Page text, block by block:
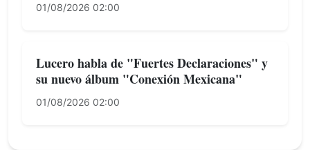
01/08/2026 02:00
Lucero habla de "Fuertes Declaraciones" y
su nuevo álbum "Conexión Mexicana"
01/08/2026 02:00